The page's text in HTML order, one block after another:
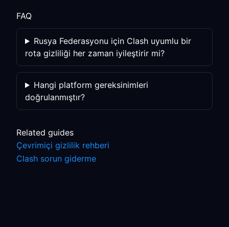
FAQ
Rusya Federasyonu için Clash uyumlu bir
rota gizliliği her zaman iyileştirir mi?
Hangi platform gereksinimleri
doğrulanmıştır?
Related guides
Çevrimiçi gizlilik rehberi
Clash sorun giderme